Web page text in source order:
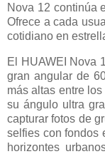
Nova 12 continúa
Ofrece a cada
cotidiano en
El HUAWEI Nova
gran angular de
más altas entre
su ángulo ultra
capturar fotos de
selfies con fondos
horizontes